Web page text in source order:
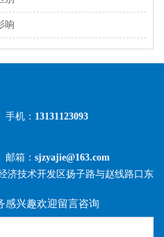
响
手机： 13131123093
邮箱： sjzyajie@163.com
济技术开发区扬子路与赵线路口东
感兴趣欢迎留言咨询